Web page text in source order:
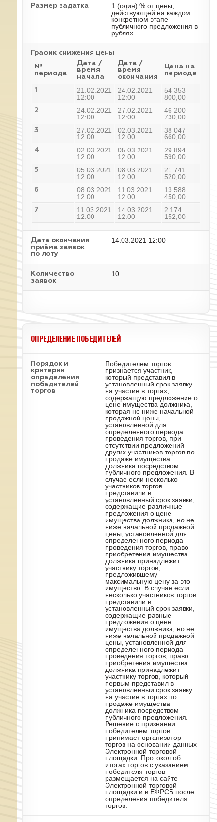
Размер задатка
1 (один) % от цены,
действующей на каждом
конкретном этапе
публичного предложения в
рублях
График снижения цены
№
периода
Дата /
время
начала
Дата /
время
окончания
Цена на
периоде
1
21.02.2021
12:00
24.02.2021
12:00
54 353
800,00
2
24.02.2021
12:00
27.02.2021
12:00
46 200
730,00
3
27.02.2021
12:00
02.03.2021
12:00
38 047
660,00
4
02.03.2021
12:00
05.03.2021
12:00
29 894
590,00
5
05.03.2021
12:00
08.03.2021
12:00
21 741
520,00
6
08.03.2021
12:00
11.03.2021
12:00
13 588
450,00
7
11.03.2021
12:00
14.03.2021
12:00
2 174
152,00
Дата окончания
приёма заявок
по лоту
14.03.2021 12:00
Количество
заявок
10
ОПРЕДЕЛЕНИЕ ПОБЕДИТЕЛЕЙ
Порядок и
критерии
определения
победителей
торгов
Победителем торгов
признается участник,
который представил в
установленный срок заявку
на участие в торгах,
содержащую предложение о
цене имущества должника,
которая не ниже начальной
продажной цены,
установленной для
определенного периода
проведения торгов, при
отсутствии предложений
других участников торгов по
продаже имущества
должника посредством
публичного предложения. В
случае если несколько
участников торгов
представили в
установленный срок заявки,
содержащие различные
предложения о цене
имущества должника, но не
ниже начальной продажной
цены, установленной для
определенного периода
проведения торгов, право
приобретения имущества
должника принадлежит
участнику торгов,
предложившему
максимальную цену за это
имущество. В случае если
несколько участников торгов
представили в
установленный срок заявки,
содержащие равные
предложения о цене
имущества должника, но не
ниже начальной продажной
цены, установленной для
определенного периода
проведения торгов, право
приобретения имущества
должника принадлежит
участнику торгов, который
первым представил в
установленный срок заявку
на участие в торгах по
продаже имущества
должника посредством
публичного предложения.
Решение о признании
победителем торгов
принимает организатор
торгов на основании данных
Электронной торговой
площадки. Протокол об
итогах торгов с указанием
победителя торгов
размещается на сайте
Электронной торговой
площадки и в ЕФРСБ после
определения победителя
торгов.